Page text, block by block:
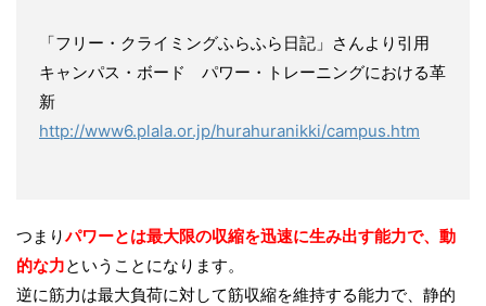
「フリー・クライミングふらふら日記」さんより引用
キャンパス・ボード パワー・トレーニングにおける革
新
http://www6.plala.or.jp/hurahuranikki/campus.htm
つまりパワーとは最大限の収縮を迅速に生み出す能力で、動
的な力ということになります。
逆に筋力は最大負荷に対して筋収縮を維持する能力で、静的